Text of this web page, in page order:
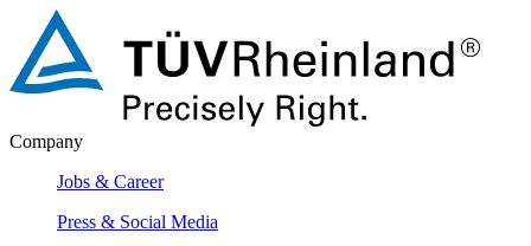
Company
Jobs & Career
Press & Social Media